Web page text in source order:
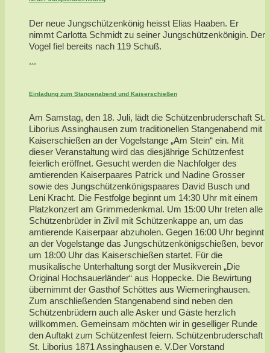
Der neue Jungschützenkönig heisst Elias Haaben. Er
nimmt Carlotta Schmidt zu seiner Jungschützenkönigin. Der
Vogel fiel bereits nach 119 Schuß.
...
Einladung zum Stangenabend und Kaiserschießen
Am Samstag, den 18. Juli, lädt die Schützenbruderschaft St.
Liborius Assinghausen zum traditionellen Stangenabend mit
Kaiserschießen an der Vogelstange „Am Stein“ ein. Mit
dieser Veranstaltung wird das diesjährige Schützenfest
feierlich eröffnet. Gesucht werden die Nachfolger des
amtierenden Kaiserpaares Patrick und Nadine Grosser
sowie des Jungschützenkönigspaares David Busch und
Leni Kracht. Die Festfolge beginnt um 14:30 Uhr mit einem
Platzkonzert am Grimmedenkmal. Um 15:00 Uhr treten alle
Schützenbrüder in Zivil mit Schützenkappe an, um das
amtierende Kaiserpaar abzuholen. Gegen 16:00 Uhr beginnt
an der Vogelstange das Jungschützenkönigschießen, bevor
um 18:00 Uhr das Kaiserschießen startet. Für die
musikalische Unterhaltung sorgt der Musikverein „Die
Original Hochsauerländer“ aus Hoppecke. Die Bewirtung
übernimmt der Gasthof Schöttes aus Wiemeringhausen.
Zum anschließenden Stangenabend sind neben den
Schützenbrüdern auch alle Asker und Gäste herzlich
willkommen. Gemeinsam möchten wir in geselliger Runde
den Auftakt zum Schützenfest feiern. Schützenbruderschaft
St. Liborius 1871 Assinghausen e. V.Der Vorstand